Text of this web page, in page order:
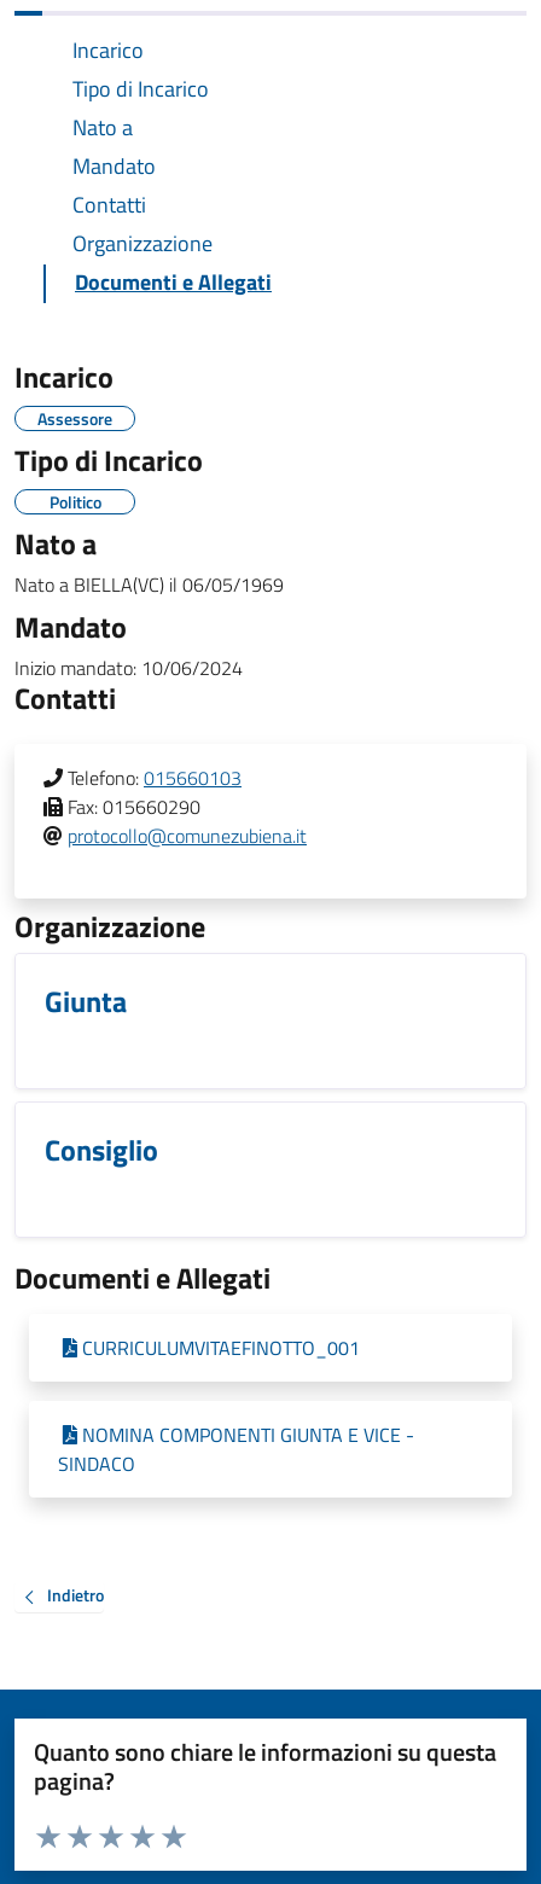
Incarico
Tipo di Incarico
Nato a
Mandato
Contatti
Organizzazione
Documenti e Allegati
Incarico
Assessore
Tipo di Incarico
Politico
Nato a
Nato a BIELLA(VC) il 06/05/1969
Mandato
Inizio mandato: 10/06/2024
Contatti
Telefono:015660103
Fax:015660290
protocollo@comunezubiena.it
Organizzazione
Giunta
Consiglio
Documenti e Allegati
CURRICULUMVITAEFINOTTO_001
NOMINA COMPONENTI GIUNTA E VICE -
SINDACO
Indietro
Quanto sono chiare le informazioni su questa
pagina?
Valuta da 1 a 5 stelle la pagina
Valuta 5 stelle su 5
Valuta 4 stelle su 5
Valuta 3 stelle su 5
Valuta 2 stelle su 5
Valuta 1 stelle su 5